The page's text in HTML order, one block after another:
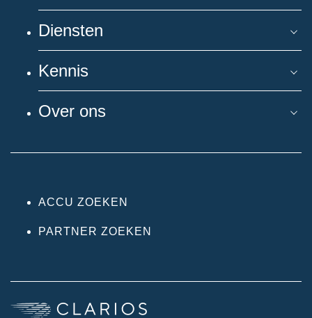
Diensten
Kennis
Over ons
ACCU ZOEKEN
PARTNER ZOEKEN